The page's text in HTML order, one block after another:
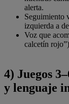
alerta.
Seguimiento
izquierda a
Voz que
calcetín
4) Juegos
y lenguaje